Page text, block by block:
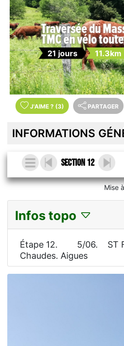
Traversée du
TMC en vélo
21 jours 11.3km
J'AIME ? (3) PARTAGER
INFORMATIONS
Section 12
Mise
Infos topo
Étape 12. 5/06. ST
Chaudes. Aigues